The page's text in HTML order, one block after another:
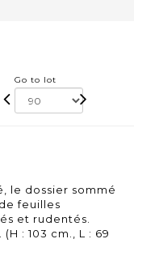
Go to lot
le dossier sommé
feuilles
et rudentés.
: 103 cm., L : 69